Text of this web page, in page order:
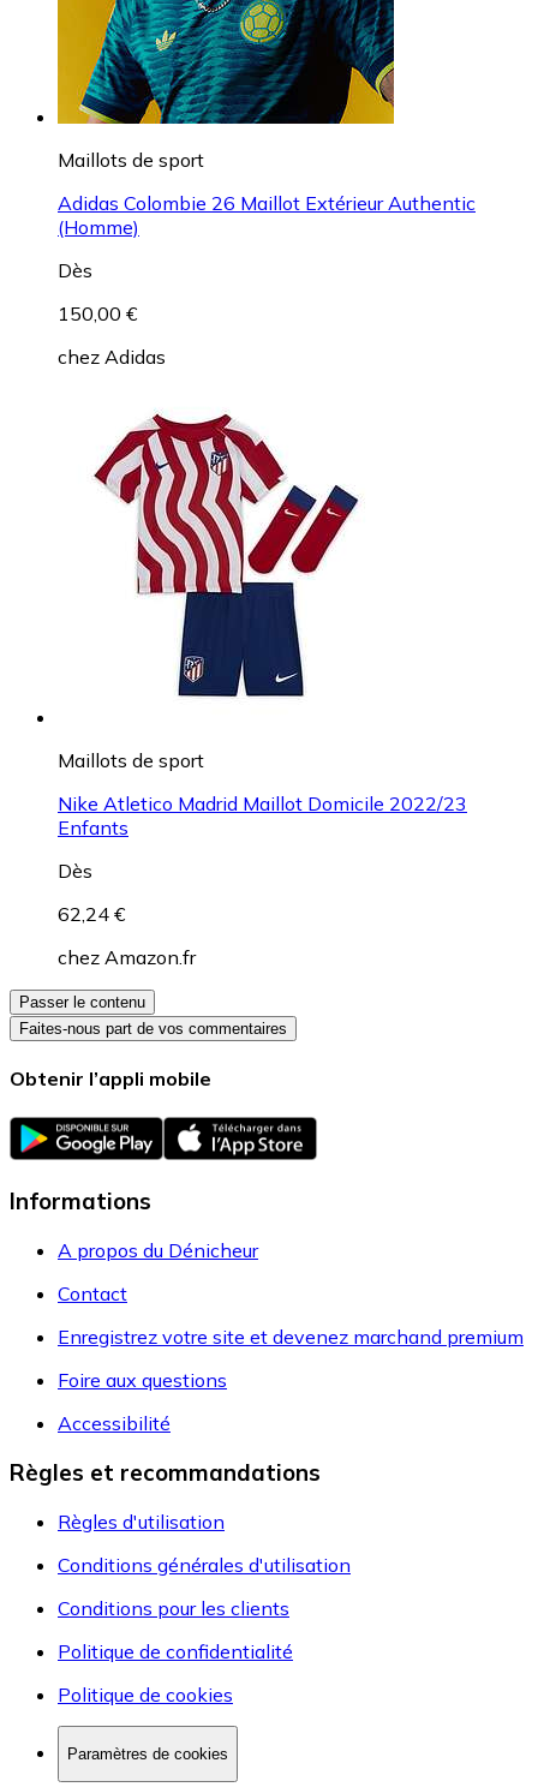
Maillots de sport
Adidas Colombie 26 Maillot Extérieur Authentic
(Homme)
Dès
150,00 €
chez Adidas
Maillots de sport
Nike Atletico Madrid Maillot Domicile 2022/23
Enfants
Dès
62,24 €
chez Amazon.fr
Passer le contenu
Faites-nous part de vos commentaires
Obtenir l’appli mobile
Informations
A propos du Dénicheur
Contact
Enregistrez votre site et devenez marchand premium
Foire aux questions
Accessibilité
Règles et recommandations
Règles d'utilisation
Conditions générales d'utilisation
Conditions pour les clients
Politique de confidentialité
Politique de cookies
Paramètres de cookies